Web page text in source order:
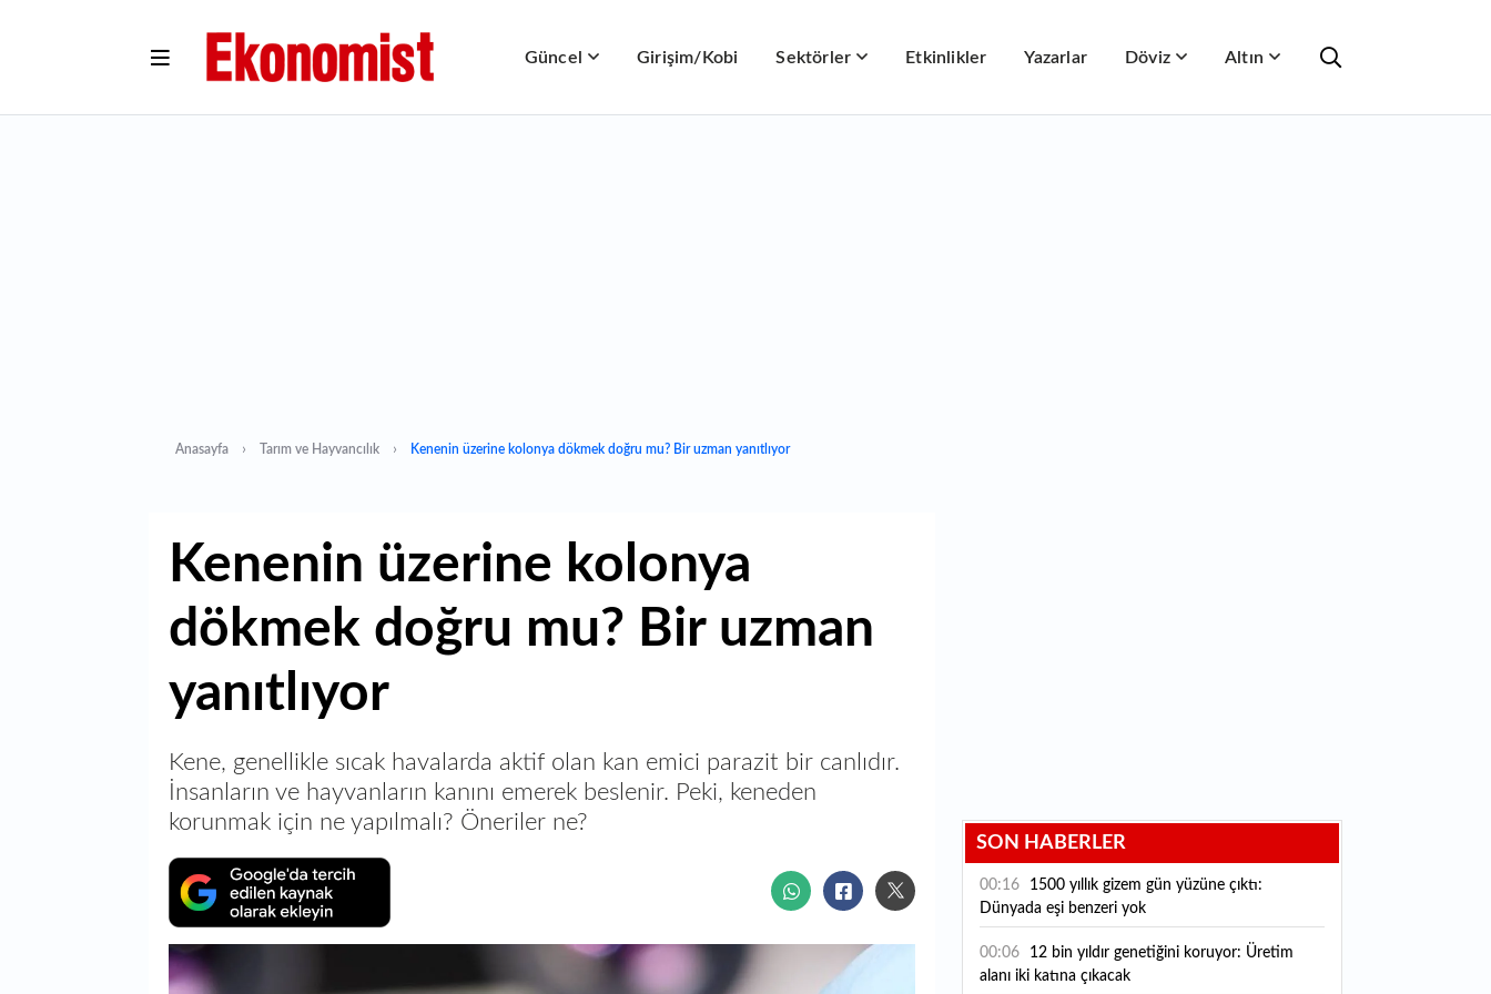
Güncel Girişim/Kobi Sektörler Etkinlikler Yazarlar Döviz Altın
Anasayfa Tarım ve Hayvancılık Kenenin üzerine kolonya dökmek doğru mu? Bir uzman yanıtlıyor
Kenenin üzerine kolonya
dökmek doğru mu? Bir uzman
yanıtlıyor
Kene, genellikle sıcak havalarda aktif olan kan emici parazit bir canlıdır.
İnsanların ve hayvanların kanını emerek beslenir. Peki, keneden
korunmak için ne yapılmalı? Öneriler ne?
SON HABERLER
00:16
Dünyada eşi benzeri yok
00:06
alanı iki katına çıkacak